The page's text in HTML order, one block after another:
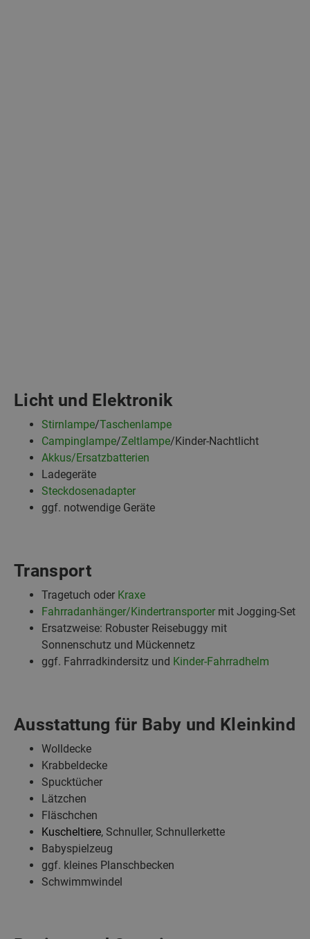
Licht und Elektronik
Stirnlampe/Taschenlampe
Campinglampe/Zeltlampe/Kinder-Nachtlicht
Akkus/Ersatzbatterien
Ladegeräte
Steckdosenadapter
ggf. notwendige Geräte
Transport
Tragetuch oder Kraxe
Fahrradanhänger/Kindertransporter mit Jogging-Set
Ersatzweise: Robuster Reisebuggy mit
Sonnenschutz und Mückennetz
ggf. Fahrradkindersitz und Kinder-Fahrradhelm
Ausstattung für Baby und Kleinkind
Wolldecke
Krabbeldecke
Spucktücher
Lätzchen
Fläschchen
Kuscheltiere, Schnuller, Schnullerkette
Babyspielzeug
ggf. kleines Planschbecken
Schwimmwindel